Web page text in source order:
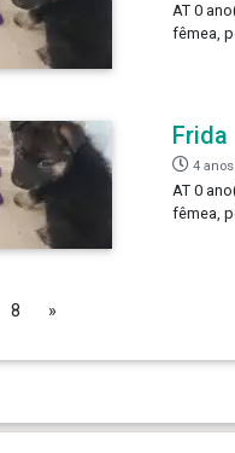
AT 0
fêmea,
Frida
4 anos
AT 0
fêmea,
8 »